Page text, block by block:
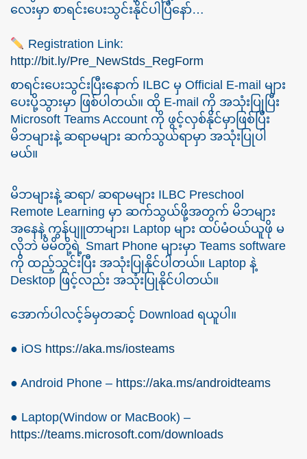
လေးမှာ စာရင်းပေးသွင်းနိုင်ပါပြီနော်…
Registration Link:
http://bit.ly/Pre_NewStds_RegForm
စာရင်းပေးသွင်းပြီးနောက် ILBC မှ Official E-mail များ
ပေးပို့သွားမှာ ဖြစ်ပါတယ်။ ထို E-mail ကို အသုံးပြုပြီး
Microsoft Teams Account ကို ဖွင့်လှစ်နိုင်မှာဖြစ်ပြီး
မိဘများနဲ့ ဆရာမများ ဆက်သွယ်ရာမှာ အသုံးပြုပါ
မယ်။
မိဘများနဲ့ ဆရာ/ ဆရာမများ ILBC Preschool
Remote Learning မှာ ဆက်သွယ်ဖို့အတွက် မိဘများ
အနေနဲ့ ကွန်ပျူတာများ၊ Laptop များ ထပ်မံဝယ်ယူဖို မ
လိုဘဲ မိမိတို့ရဲ့ Smart Phone များမှာ Teams software
ကို ထည့်သွင်းပြီး အသုံးပြုနိုင်ပါတယ်။ Laptop နဲ့
Desktop ဖြင့်လည်း အသုံးပြုနိုင်ပါတယ်။
အောက်ပါလင့်ခ်မှတဆင့် Download ရယူပါ။
● iOS https://aka.ms/iosteams
● Android Phone – https://aka.ms/androidteams
● Laptop(Window or MacBook) –
https://teams.microsoft.com/downloads